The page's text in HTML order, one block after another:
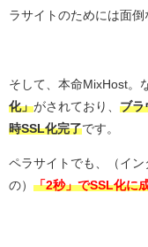
ラサイトのためには面倒
そして、本命MixHost。
化」がされており、 ブラ
時SSL化完了です。
ペラサイトでも、（イ
の） 「2秒」でSSL化に